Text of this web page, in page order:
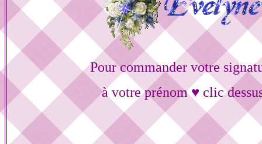
Pour commander votre
à votre prénom ♥ clic